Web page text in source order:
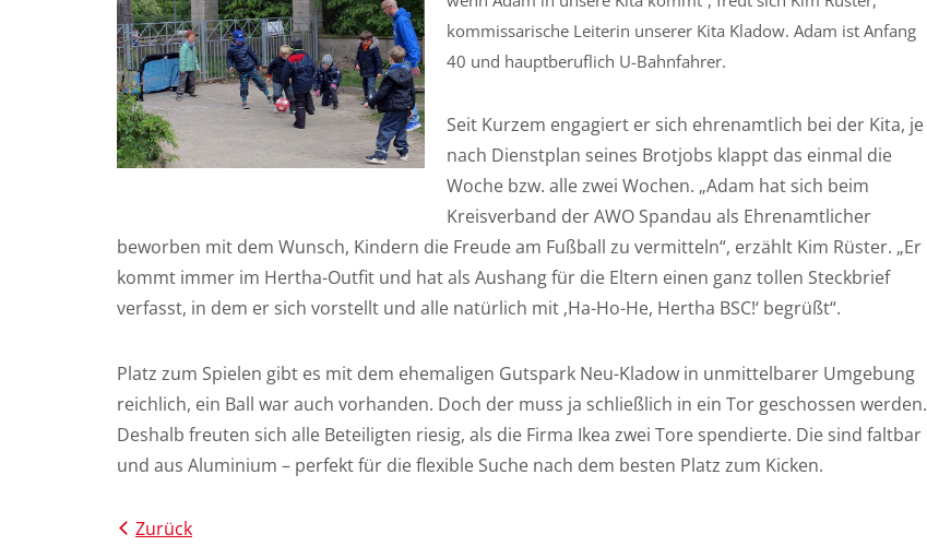
kommissarische Leiterin unserer Kita Kladow. Adam ist Anfang
40 und hauptberuflich U-Bahnfahrer.
Seit Kurzem engagiert er sich ehrenamtlich bei der Kita, je
nach Dienstplan seines Brotjobs klappt das einmal die
Woche bzw. alle zwei Wochen. „Adam hat sich beim
Kreisverband der AWO Spandau als Ehrenamtlicher
beworben mit dem Wunsch, Kindern die Freude am Fußball zu vermitteln“, erzählt Kim Rüster. „Er
kommt immer im Hertha-Outfit und hat als Aushang für die Eltern einen ganz tollen Steckbrief
verfasst, in dem er sich vorstellt und alle natürlich mit ‚Ha-Ho-He, Hertha BSC!‘ begrüßt“.
Platz zum Spielen gibt es mit dem ehemaligen Gutspark Neu-Kladow in unmittelbarer Umgebung
reichlich, ein Ball war auch vorhanden. Doch der muss ja schließlich in ein Tor geschossen werden.
Deshalb freuten sich alle Beteiligten riesig, als die Firma Ikea zwei Tore spendierte. Die sind faltbar
und aus Aluminium – perfekt für die flexible Suche nach dem besten Platz zum Kicken.
Zurück